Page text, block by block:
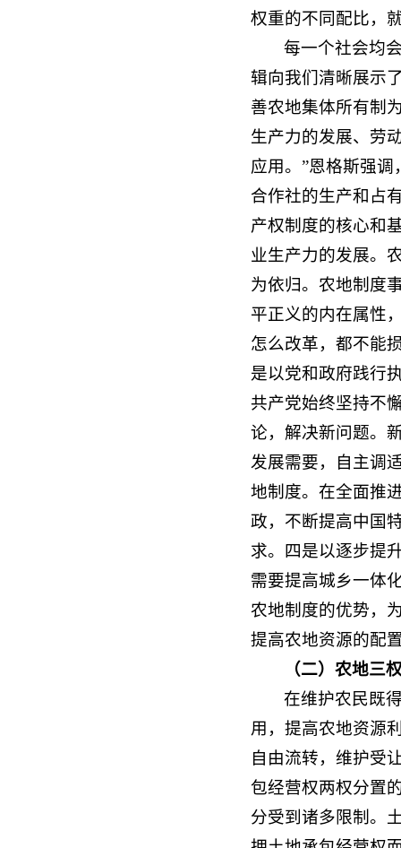
权重的不同配比，
每一个社会均
辑向我们清晰展示
善农地集体所有制
生产力的发展、劳
应用。”恩格斯强
合作社的生产和占
产权制度的核心和
业生产力的发展。
为依归。农地制度
平正义的内在属性
怎么改革，都不能
是以党和政府践行
共产党始终坚持不
论，解决新问题。
发展需要，自主调
地制度。在全面推
政，不断提高中国
求。四是以逐步提
需要提高城乡一体
农地制度的优势，
提高农地资源的配
（二）农地三
在维护农民既
用，提高农地资源
自由流转，维护受
包经营权两权分置
分受到诸多限制。